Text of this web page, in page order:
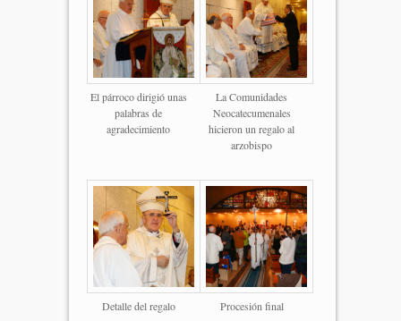
El párroco dirigió unas
palabras de
agradecimiento
La Comunidades
Neocatecumenales
hicieron un regalo al
arzobispo
Detalle del regalo Procesión final